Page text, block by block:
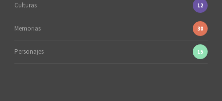
Culturas 12
Memorias 30
Personajes 15